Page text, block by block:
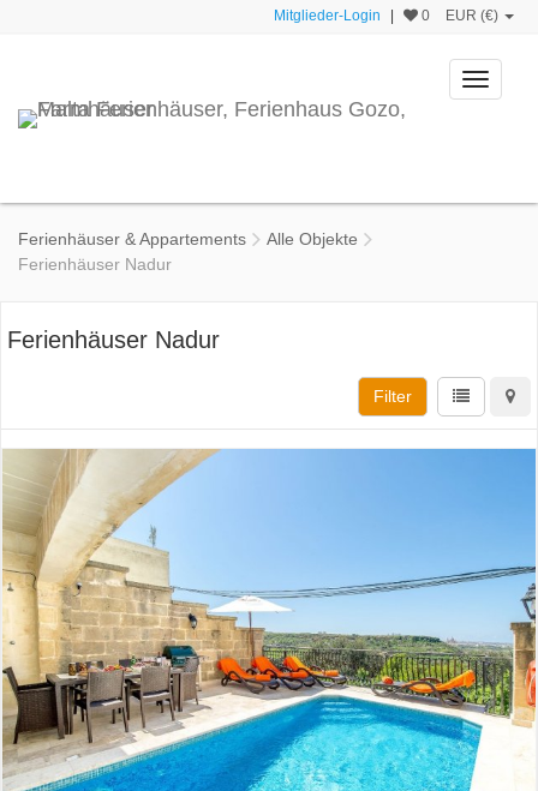
Mitglieder-Login 0 EUR (€)
Toggle
Ferienhäuser & Appartements
Alle Objekte
Ferienhäuser Nadur
Ferienhäuser Nadur
Filter